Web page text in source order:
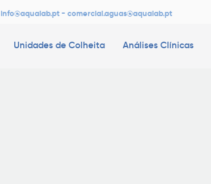
info@aqualab.pt - comercial.aguas@aqualab.pt
Unidades de Colheita Análises Clínicas